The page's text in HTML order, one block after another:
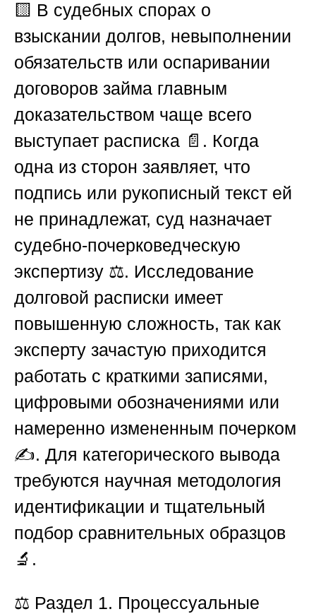
🟨 В судебных спорах о
взыскании долгов, невыполнении
обязательств или оспаривании
договоров займа главным
доказательством чаще всего
выступает расписка 📄. Когда
одна из сторон заявляет, что
подпись или рукописный текст ей
не принадлежат, суд назначает
судебно-почерковедческую
экспертизу ⚖️. Исследование
долговой расписки имеет
повышенную сложность, так как
эксперту зачастую приходится
работать с краткими записями,
цифровыми обозначениями или
намеренно измененным почерком
✍️. Для категорического вывода
требуются научная методология
идентификации и тщательный
подбор сравнительных образцов
🔬.
⚖️ Раздел 1. Процессуальные